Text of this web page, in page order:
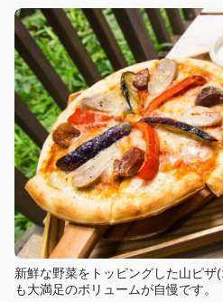
新鮮な野菜をトッピングした山ピ
も大満足のボリュームが自慢です。